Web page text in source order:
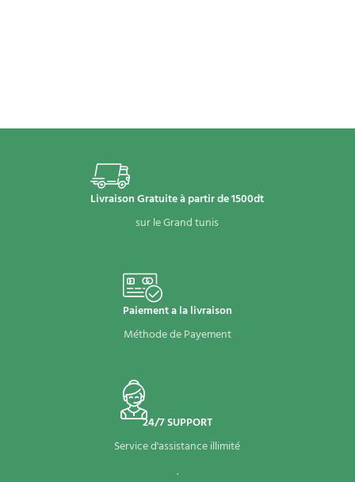
Livraison Gratuite à partir de 1500dt
sur le Grand tunis
Paiement a la livraison
Méthode de Payement
24/7 SUPPORT
Service d'assistance illimité
.